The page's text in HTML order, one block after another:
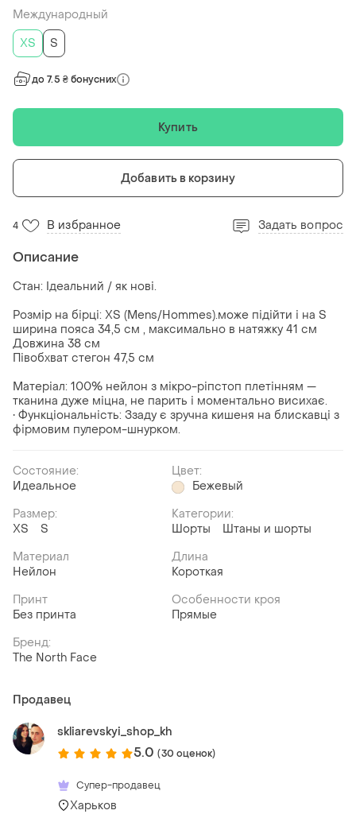
Международный
XS
S
до 7.5 ₴ бонусних
Купить
Добавить в корзину
4 В избранное Задать вопрос
Описание
Стан: Ідеальний / як нові.
Розмір на бірці: XS (Mens/Hommes).може підійти і на S
ширина пояса 34,5 см , максимально в натяжку 41 см
Довжина 38 см
Півобхват стегон 47,5 см
Матеріал: 100% нейлон з мікро-ріпстоп плетінням —
тканина дуже міцна, не парить і моментально висихає.
• Функціональність: Ззаду є зручна кишеня на блискавці з
фірмовим пулером-шнурком.
Состояние:
Идеальное
Цвет:
Бежевый
Размер:
XS
S
Категории:
Шорты
Штаны и шорты
Материал
Нейлон
Длина
Короткая
Принт
Без принта
Особенности кроя
Прямые
Бренд:
The North Face
Продавец
skliarevskyi_shop_kh
5.0 (30 оценок)
Супер-продавец
Харьков